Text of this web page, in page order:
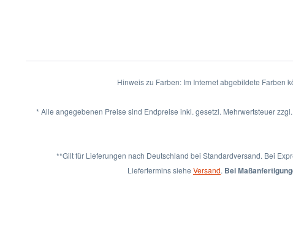
Hinweis zu Farben: Im Internet abgebildete Farben
* Alle angegebenen Preise sind Endpreise inkl. gesetzl. Mehrwertsteuer zzgl.
**Gilt für Lieferungen nach Deutschland bei Standardversand. Bei
Liefertermins siehe Versand. Bei